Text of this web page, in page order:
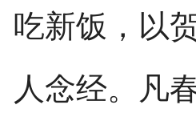
吃新饭，以
人念经。凡